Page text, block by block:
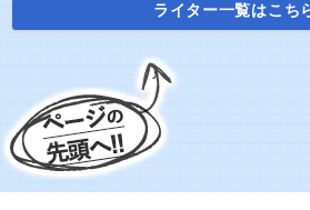
ライター一覧はこち